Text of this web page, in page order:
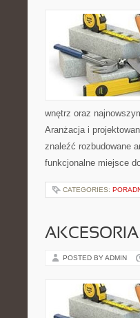
wnętrz oraz
Aranżacja i
znaleźć rozbudowane
funkcjonalne miejsce
CATEGORIES:
POSTED BY ADMIN